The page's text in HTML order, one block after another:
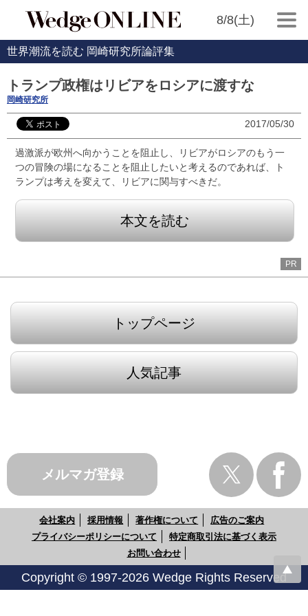
8/8(土)
世界潮流を読む 岡崎研究所論評集
トランプ政権はリビアをロシアに渡すな
岡崎研究所
2017/05/30
過激派が欧州へ向かうことを阻止し、リビアがロシアのもう一
つの冒険の場になることを阻止したいと考えるのであれば、ト
ランプは考えを変えて、リビアに関与すべきだ。
本文を読む
PR
トップページ
人気記事
メルマガ登録
会社案内 採用情報 著作権について
広告のご案内
プライバシーポリシーについて
特定商取引法に基づく表示
お問い合わせ
Copyright © 1997-2026 Wedge Rights Reserved